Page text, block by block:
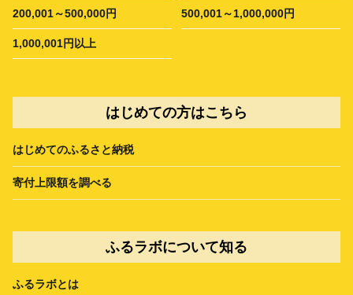
200,001～500,000円 500,001～1,000,000円
1,000,001円以上
はじめての方はこちら
はじめてのふるさと納税
寄付上限額を調べる
ふるラボについて知る
ふるラボとは